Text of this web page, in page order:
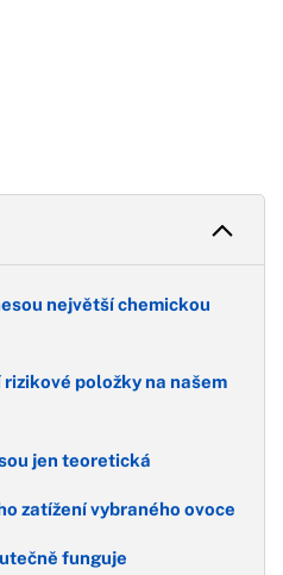
největší chemickou
rizikové položky na našem
jen teoretická
zatížení vybraného ovoce
funguje